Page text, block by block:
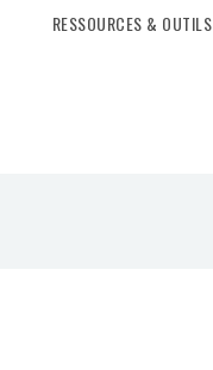
RESSOURCES & OUTILS